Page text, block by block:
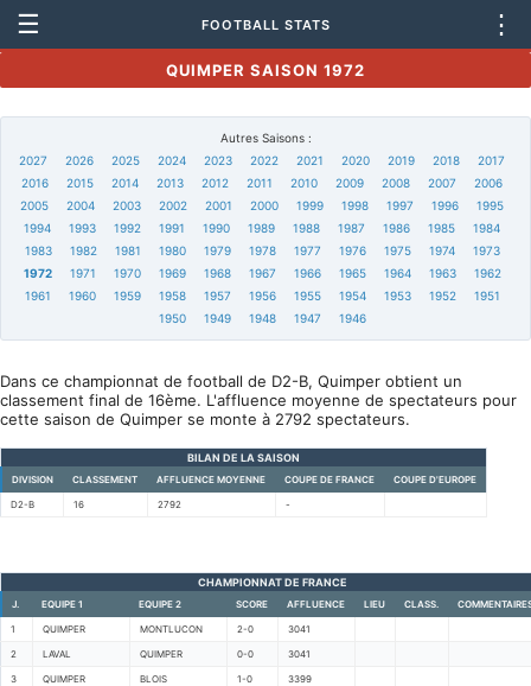
☰ FOOTBALL STATS ⋮
QUIMPER SAISON 1972
Autres Saisons :
2027
2026 2025 2024 2023 2022 2021 2020 2019 2018
2017
2016
2015 2014 2013 2012 2011 2010 2009 2008 2007
2006
2005
2004 2003 2002 2001 2000 1999 1998 1997 1996
1995
1994
1993 1992 1991 1990 1989 1988 1987 1986 1985
1984
1983
1982 1981 1980 1979 1978 1977 1976 1975 1974
1973
1972
1971 1970 1969 1968 1967 1966 1965 1964 1963
1962
1961
1960 1959 1958 1957 1956 1955 1954 1953 1952
1951
1950
1949 1948 1947 1946
Dans ce championnat de football de D2-B, Quimper obtient un
classement final de 16ème. L'affluence moyenne de spectateurs pour
cette saison de Quimper se monte à 2792 spectateurs.
BILAN DE LA SAISON
DIVISION CLASSEMENT AFFLUENCE MOYENNE COUPE DE FRANCE COUPE D'EUROPE
D2-B 16 2792 -
CHAMPIONNAT DE FRANCE
J. EQUIPE 1 EQUIPE 2 SCORE AFFLUENCE LIEU CLASS.
1 QUIMPER MONTLUCON 2-0 3041
2 LAVAL QUIMPER 0-0 3041
3 QUIMPER BLOIS 1-0 3399